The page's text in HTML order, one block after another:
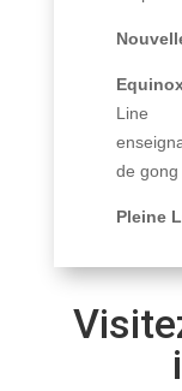
Line
de gong
Pleine